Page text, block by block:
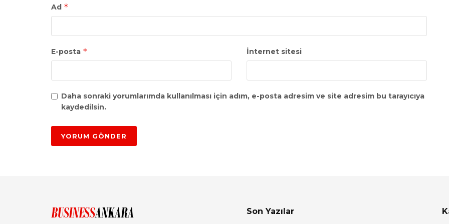
Ad *
E-posta * İnternet sitesi
Daha sonraki yorumlarımda kullanılması için adım, e-posta adresim ve site adresim bu tarayıcıya
kaydedilsin.
Son Yazılar